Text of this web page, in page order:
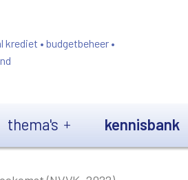
krediet • budgetbeheer •
thema's kennisbank